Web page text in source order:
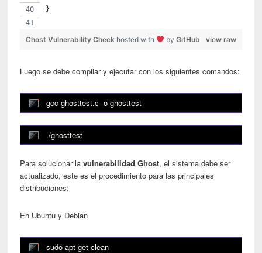
}
view raw
Chost Vulnerability Check hosted with byGitHub
Luego se debe compilar y ejecutar con los siguientes comandos:
gcc ghosttest.c -o ghosttest
./ghosttest
Para solucionar lavulnerabilidad Ghost, el sistema debe ser
actualizado, este es el procedimiento para las principales
distribuciones:
En Ubuntu y Debian
sudo apt-get clean